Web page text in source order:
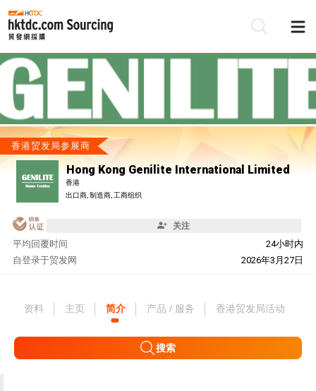
香港贸发局参展商
Hong Kong Genilite International Limited
香港
出口商, 制造商, 工商组织
关注
平均回覆时间
24小时内
自
2026年3月27日
登录于贸发网
资料 主页 简介 产品 / 服务 香港贸发局活动
搜索